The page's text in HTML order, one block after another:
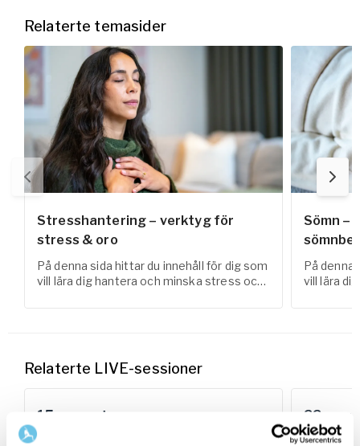
Relaterte temasider
Stresshantering – verktyg för
stress & oro
På denna sida hittar du innehåll för dig som
vill lära dig hantera och minska stress och
Sömn –
På denna
vill lära
Relaterte LIVE-sessioner
15 august 22
Lørdag